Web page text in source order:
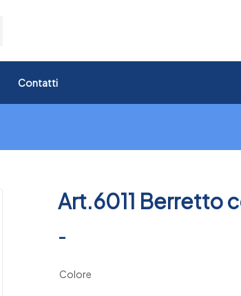
Contatti
Art.6011 Berretto
-
Colore